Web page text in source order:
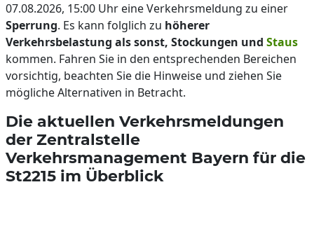
07.08.2026, 15:00 Uhr eine Verkehrsmeldung zu einer
Sperrung. Es kann folglich zu höherer
Verkehrsbelastung als sonst, Stockungen und Staus
kommen. Fahren Sie in den entsprechenden Bereichen
vorsichtig, beachten Sie die Hinweise und ziehen Sie
mögliche Alternativen in Betracht.
Die aktuellen Verkehrsmeldungen
der Zentralstelle
Verkehrsmanagement Bayern für die
St2215 im Überblick